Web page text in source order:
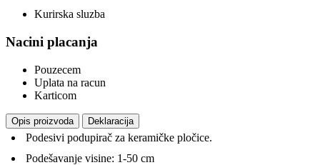
Kurirska sluzba
Nacini placanja
Pouzecem
Uplata na racun
Karticom
Opis proizvoda Deklaracija
Podesivi podupirač za keramičke pločice.
Podešavanje visine: 1-50 cm